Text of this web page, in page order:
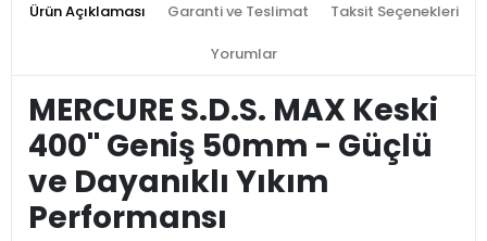
Ürün Açıklaması Garanti ve Teslimat Taksit Seçenekleri
Yorumlar
MERCURE S.D.S. MAX Keski
400'' Geniş 50mm - Güçlü
ve Dayanıklı Yıkım
Performansı